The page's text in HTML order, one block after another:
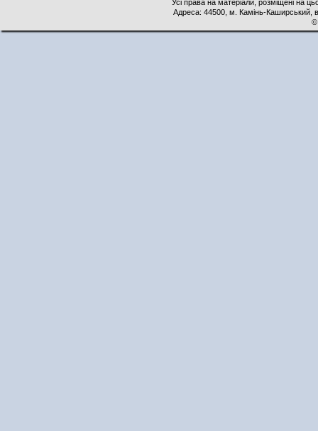
Усі права на матеріали, розміщені на
Адреса: 44500, м. Камінь-Каширський,
©